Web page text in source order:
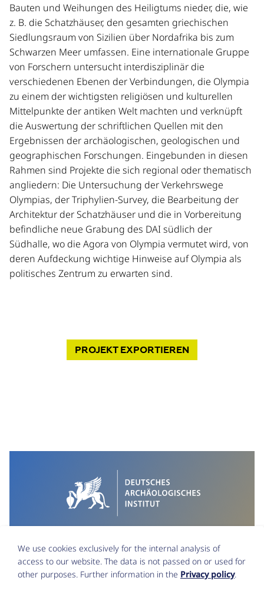
Bauten und Weihungen des Heiligtums nieder, die, wie
z. B. die Schatzhäuser, den gesamten griechischen
Siedlungsraum von Sizilien über Nordafrika bis zum
Schwarzen Meer umfassen. Eine internationale Gruppe
von Forschern untersucht interdisziplinär die
verschiedenen Ebenen der Verbindungen, die Olympia
zu einem der wichtigsten religiösen und kulturellen
Mittelpunkte der antiken Welt machten und verknüpft
die Auswertung der schriftlichen Quellen mit den
Ergebnissen der archäologischen, geologischen und
geographischen Forschungen. Eingebunden in diesen
Rahmen sind Projekte die sich regional oder thematisch
angliedern: Die Untersuchung der Verkehrswege
Olympias, der Triphylien-Survey, die Bearbeitung der
Architektur der Schatzhäuser und die in Vorbereitung
befindliche neue Grabung des DAI südlich der
Südhalle, wo die Agora von Olympia vermutet wird, von
deren Aufdeckung wichtige Hinweise auf Olympia als
politisches Zentrum zu erwarten sind.
PROJEKTEXPORTIEREN
We use cookies exclusively for the internal analysis of
access to our website. The data is not passed on or used for
other purposes. Further information in the Privacy policy.